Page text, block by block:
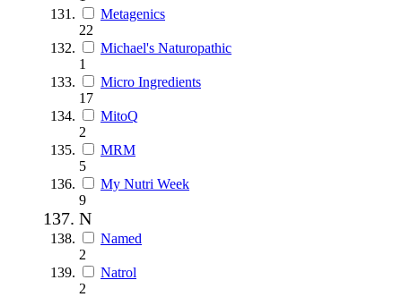
Metagenics
22
Michael's Naturopathic
1
Micro Ingredients
17
MitoQ
2
MRM
5
My Nutri Week
9
N
Named
2
Natrol
2